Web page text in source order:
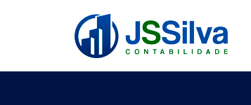
reply FALE CONOSCO